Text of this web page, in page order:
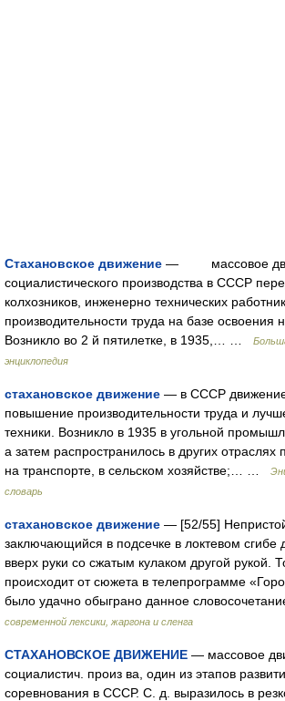
Стахановское движение — массовое
социалистического производства в СССР
колхозников, инженерно технических
производительности труда на базе освоения
Возникло во 2 й пятилетке, в 1935,… …
энциклопедия
стахановское движение — в СССР движение
повышение производительности труда и
техники. Возникло в 1935 в угольной
а затем распространилось в других отраслях
на транспорте, в сельском хозяйстве;… …
словарь
стахановское движение — [52/55]
заключающийся в подсечке в локтевом сгибе
вверх руки со сжатым кулаком другой рукой.
происходит от сюжета в телепрограмме
было удачно обыграно данное
современной лексики, жаргона и сленга
СТАХАНОВСКОЕ ДВИЖЕНИЕ — массовое
социалистич. произ ва, один из этапов
соревнования в СССР. С. д. выразилось в